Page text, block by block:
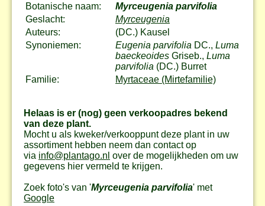
Botanische naam:
Myrceugenia parvifolia
Geslacht:
Myrceugenia
Auteurs:
(DC.) Kausel
Synoniemen:
Eugenia parvifolia DC., Luma
baeckeoides Griseb., Luma
parvifolia (DC.) Burret
Familie:
Myrtaceae (Mirtefamilie)
Helaas is er (nog) geen verkoopadres bekend
van deze plant.
Mocht u als kweker/verkooppunt deze plant in uw
assortiment hebben neem dan contact op
via info@plantago.nl over de mogelijkheden om uw
gegevens hier vermeld te krijgen.
Zoek foto's van 'Myrceugenia parvifolia' met
Google